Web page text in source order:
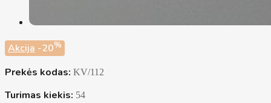
Akcija -20%
Prekės kodas: KV/112
Turimas kiekis: 54